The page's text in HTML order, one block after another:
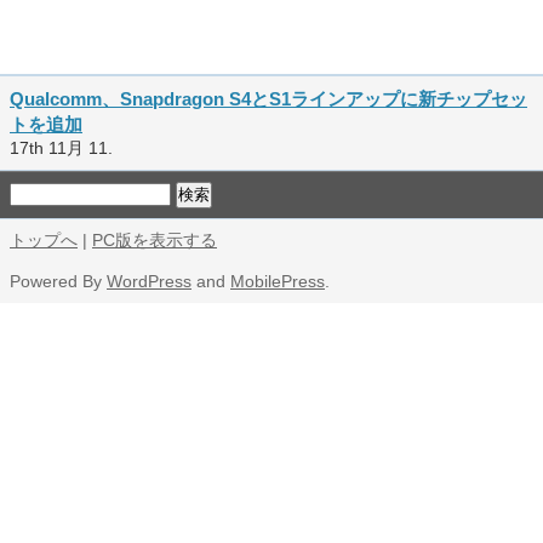
Qualcomm、Snapdragon S4とS1ラインアップに新チップセッ
トを追加
17th 11月 11.
トップへ | PC版を表示する
Powered By WordPress and MobilePress